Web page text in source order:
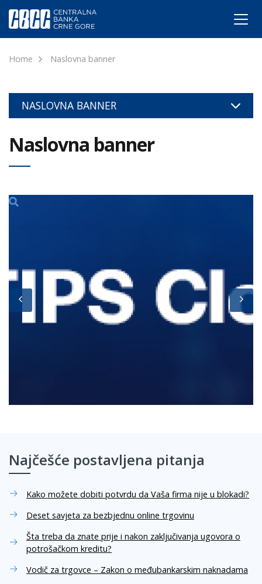
Home Naslovna banner
NASLOVNA BANNER
Naslovna banner
Najčešće postavljena pitanja
Kako možete dobiti potvrdu da Vaša firma nije u blokadi?
Deset savjeta za bezbjednu online trgovinu
Šta treba da znate prije i nakon zaključivanja ugovora o
potrošačkom kreditu?
Vodič za trgovce – Zakon o međubankarskim naknadama